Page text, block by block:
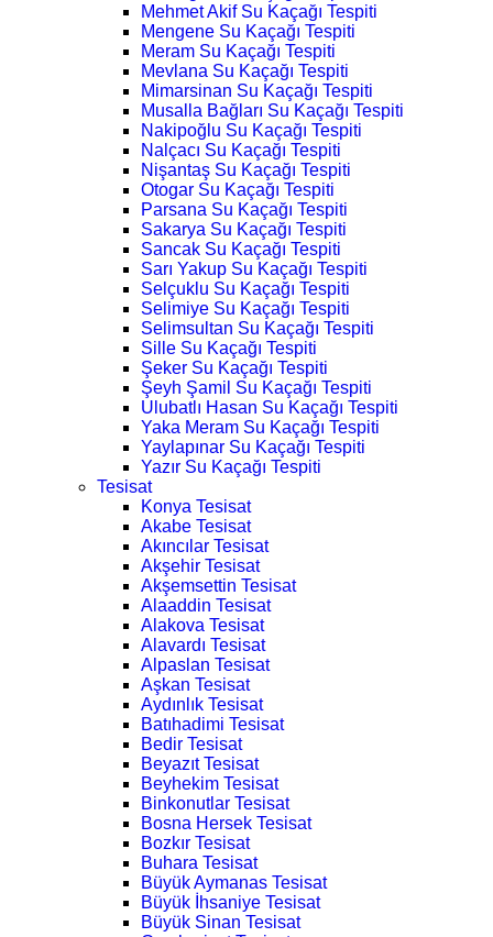
Mehmet Akif Su Kaçağı Tespiti
Mengene Su Kaçağı Tespiti
Meram Su Kaçağı Tespiti
Mevlana Su Kaçağı Tespiti
Mimarsinan Su Kaçağı Tespiti
Musalla Bağları Su Kaçağı Tespiti
Nakipoğlu Su Kaçağı Tespiti
Nalçacı Su Kaçağı Tespiti
Nişantaş Su Kaçağı Tespiti
Otogar Su Kaçağı Tespiti
Parsana Su Kaçağı Tespiti
Sakarya Su Kaçağı Tespiti
Sancak Su Kaçağı Tespiti
Sarı Yakup Su Kaçağı Tespiti
Selçuklu Su Kaçağı Tespiti
Selimiye Su Kaçağı Tespiti
Selimsultan Su Kaçağı Tespiti
Sille Su Kaçağı Tespiti
Şeker Su Kaçağı Tespiti
Şeyh Şamil Su Kaçağı Tespiti
Ulubatlı Hasan Su Kaçağı Tespiti
Yaka Meram Su Kaçağı Tespiti
Yaylapınar Su Kaçağı Tespiti
Yazır Su Kaçağı Tespiti
Tesisat
Konya Tesisat
Akabe Tesisat
Akıncılar Tesisat
Akşehir Tesisat
Akşemsettin Tesisat
Alaaddin Tesisat
Alakova Tesisat
Alavardı Tesisat
Alpaslan Tesisat
Aşkan Tesisat
Aydınlık Tesisat
Batıhadimi Tesisat
Bedir Tesisat
Beyazıt Tesisat
Beyhekim Tesisat
Binkonutlar Tesisat
Bosna Hersek Tesisat
Bozkır Tesisat
Buhara Tesisat
Büyük Aymanas Tesisat
Büyük İhsaniye Tesisat
Büyük Sinan Tesisat